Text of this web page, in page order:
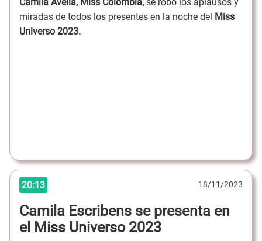
miradas de todos los presentes en la noche del Miss
Universo 2023.
20:13 18/11/2023
Camila Escribens se presenta en
el Miss Universo 2023